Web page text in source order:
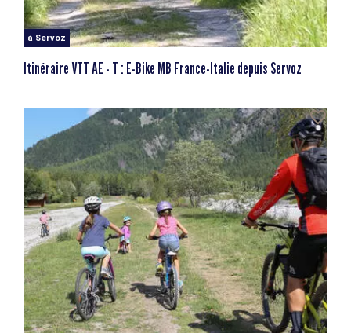
à Servoz
Itinéraire VTT AE - T : E-Bike MB France-Italie depuis Servoz